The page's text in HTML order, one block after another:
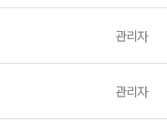
관리자
관리자